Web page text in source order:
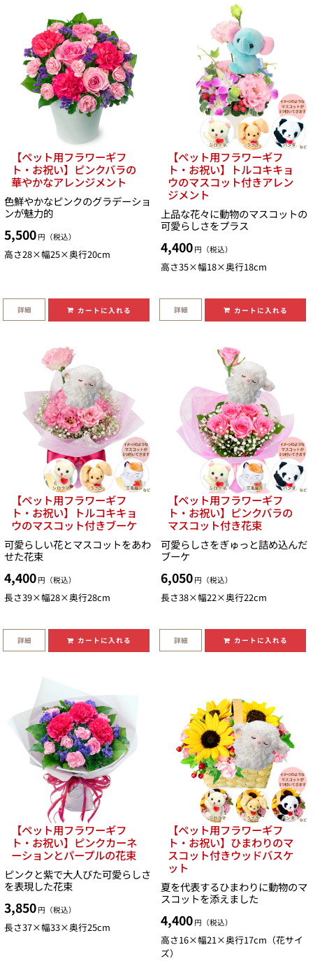
【ペット用フラワーギフ
ト・お祝い】ピンクバラの
華やかなアレンジメント
色鮮やかなピンクのグラデーショ
ンが魅力的
5,500 円（税込）
高さ28×幅25×奥行20cm
詳細 カートに入れる
【ペット用フラワーギフ
ト・お祝い】トルコキキョ
ウのマスコット付きアレン
ジメント
上品な花々に動物のマスコットの
可愛らしさをプラス
4,400 円（税込）
高さ35×幅18×奥行18cm
詳細 カートに入れる
【ペット用フラワーギフ
ト・お祝い】トルコキキョ
ウのマスコット付きブーケ
可愛らしい花とマスコットをあわ
せた花束
4,400 円（税込）
長さ39×幅28×奥行28cm
詳細 カートに入れる
【ペット用フラワーギフ
ト・お祝い】ピンクバラの
マスコット付き花束
可愛らしさをぎゅっと詰め込んだ
ブーケ
6,050 円（税込）
長さ38×幅22×奥行22cm
詳細 カートに入れる
【ペット用フラワーギフ
ト・お祝い】ピンクカーネ
ーションとパープルの花束
ピンクと紫で大人びた可愛らしさ
を表現した花束
3,850 円（税込）
長さ37×幅33×奥行25cm
【ペット用フラワーギフ
ト・お祝い】ひまわりのマ
スコット付きウッドバスケ
ット
夏を代表するひまわりに動物のマ
スコットを添えました
4,400 円（税込）
高さ16×幅21×奥行17cm（花サイ
ズ）